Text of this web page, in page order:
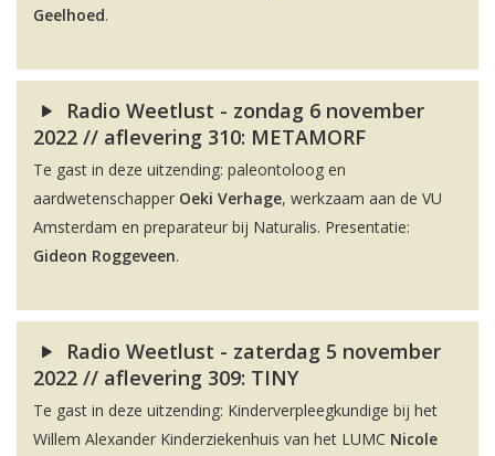
Geelhoed.
Radio Weetlust - zondag 6 november
2022 // aflevering 310: METAMORF
Te gast in deze uitzending: paleontoloog en
aardwetenschapper Oeki Verhage, werkzaam aan de VU
Amsterdam en preparateur bij Naturalis. Presentatie:
Gideon Roggeveen.
Radio Weetlust - zaterdag 5 november
2022 // aflevering 309: TINY
Te gast in deze uitzending: Kinderverpleegkundige bij het
Willem Alexander Kinderziekenhuis van het LUMC Nicole